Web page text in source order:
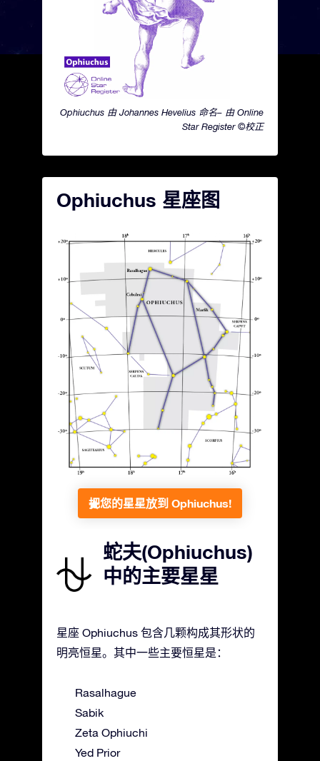
Ophiuchus 由 Johannes Hevelius 命名– 由 Online
Star Register ©校正
Ophiuchus 星座图
把您的星星放到 Ophiuchus!
蛇夫(Ophiuchus)
中的主要星星
星座 Ophiuchus 包含几颗构成其形状的
明亮恒星。其中一些主要恒星是：
Rasalhague
Sabik
Zeta Ophiuchi
Yed Prior